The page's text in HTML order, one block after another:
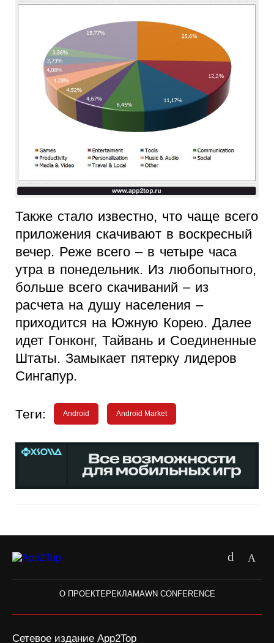
Также стало известно, что чаще всего
приложения скачивают в воскресный
вечер. Реже всего – в четыре часа
утра в понедельник. Из любопытного,
больше всего скачиваний – из
расчета на душу населения –
приходится на Южную Корею. Далее
идет Гонконг, Тайвань и Соединенные
Штаты. Замыкает пятерку лидеров
Сингапур.
Теги: Android Android Market
О ПРОЕКТЕ РЕКЛАМАWN CONFERENCE
Сетевое издание App2Top